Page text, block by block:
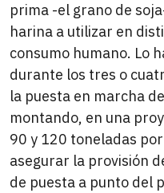
prima -el grano de
harina a utilizar en
consumo humano. Lo
durante los tres o
la puesta en marcha
montando, en una
90 y 120 toneladas
asegurar la provisión
de puesta a punto del